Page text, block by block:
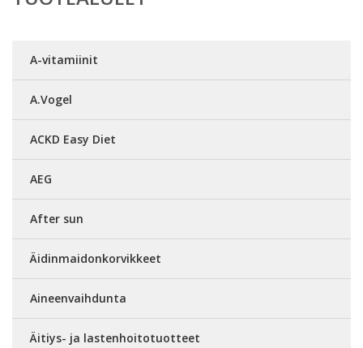
A-vitamiinit
A.Vogel
ACKD Easy Diet
AEG
After sun
Äidinmaidonkorvikkeet
Aineenvaihdunta
Äitiys- ja lastenhoitotuotteet